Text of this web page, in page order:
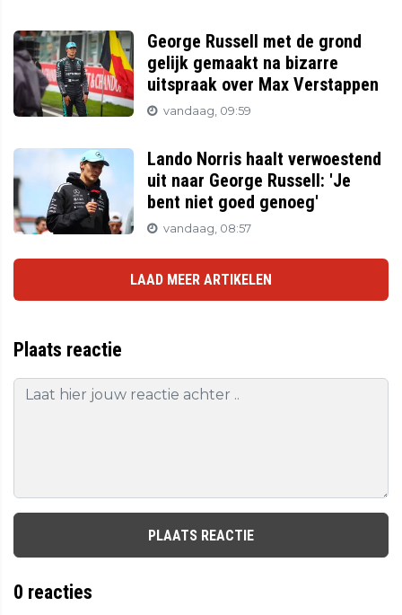
George Russell met de grond
gelijk gemaakt na bizarre
uitspraak over Max Verstappen
vandaag, 09:59
Lando Norris haalt verwoestend
uit naar George Russell: 'Je
bent niet goed genoeg'
vandaag, 08:57
LAAD MEER ARTIKELEN
Plaats reactie
PLAATS REACTIE
0 reacties